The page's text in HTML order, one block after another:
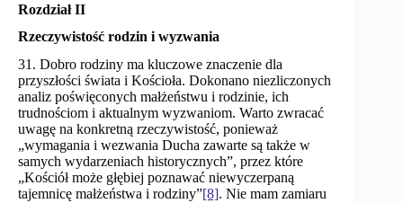
Rozdział II
Rzeczywistość rodzin i wyzwania
31. Dobro rodziny ma kluczowe znaczenie dla
przyszłości świata i Kościoła. Dokonano niezliczonych
analiz poświęconych małżeństwu i rodzinie, ich
trudnościom i aktualnym wyzwaniom. Warto zwracać
uwagę na konkretną rzeczywistość, ponieważ
„wymagania i wezwania Ducha zawarte są także w
samych wydarzeniach historycznych”, przez które
„Kościół może głębiej poznawać niewyczerpaną
tajemnicę małżeństwa i rodziny”[8]. Nie mam zamiaru